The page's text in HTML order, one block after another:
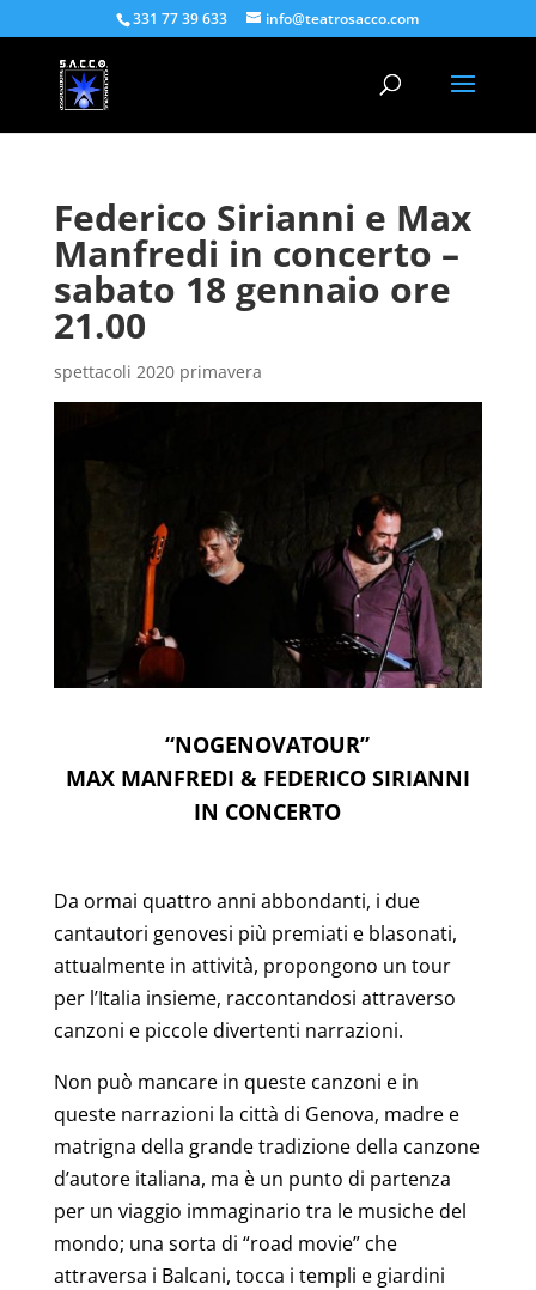
331 77 39 633 info@teatrosacco.com
Federico Sirianni e Max
Manfredi in concerto –
sabato 18 gennaio ore
21.00
spettacoli 2020 primavera
“NOGENOVATOUR”
MAX MANFREDI & FEDERICO SIRIANNI
IN CONCERTO
Da ormai quattro anni abbondanti, i due
cantautori genovesi più premiati e blasonati,
attualmente in attività, propongono un tour
per l’Italia insieme, raccontandosi attraverso
canzoni e piccole divertenti narrazioni.
Non può mancare in queste canzoni e in
queste narrazioni la città di Genova, madre e
matrigna della grande tradizione della canzone
d’autore italiana, ma è un punto di partenza
per un viaggio immaginario tra le musiche del
mondo; una sorta di “road movie” che
attraversa i Balcani, tocca i templi e giardini